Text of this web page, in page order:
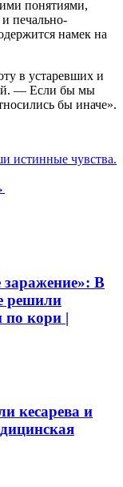
понятиями,
и печально-
намек на
в устаревших и
— Если бы мы
бы иначе».
истинные чувства.
заражение»: В
решили
по кори |
кесарева и